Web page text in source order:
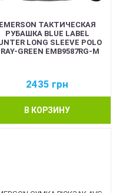
EMERSON ТАКТИЧЕСКАЯ
РУБАШКА BLUE LABEL
LONG SLEEVE POLO
GREEN EMB9587RG-M
2435 грн
В КОРЗИНУ